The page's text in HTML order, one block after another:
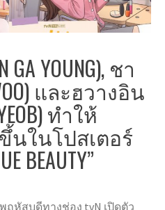
YOUNG), ชา
และฮวางอิน
ทำให้
นในโปสเตอร์
BEAUTY”
หัสบดีทางช่อง tvN เปิดตัว